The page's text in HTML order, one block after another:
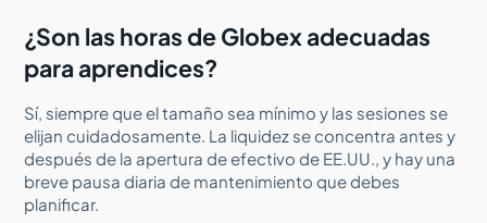
¿Son las horas de Globex adecuadas
para aprendices?
Sí, siempre que el tamaño sea mínimo y las sesiones se
elijan cuidadosamente. La liquidez se concentra antes y
después de la apertura de efectivo de EE.UU., y hay una
breve pausa diaria de mantenimiento que debes
planificar.